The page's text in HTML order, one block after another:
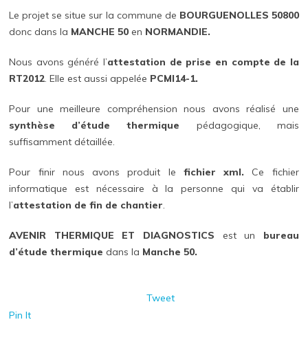
Le projet se situe sur la commune de BOURGUENOLLES 50800
donc dans la MANCHE 50en NORMANDIE.
Nous avons généré l’attestation de prise en compte de la
RT2012 . Elle est aussi appelée PCMI14-1.
Pour une meilleure compréhension nous avons réalisé une
synthèse d’étude thermique pédagogique, mais
suffisamment détaillée.
Pour finir nous avons produit le fichier xml. Ce fichier
informatique est nécessaire à la personne qui va établir
l’attestation de fin de chantier
AVENIR THERMIQUE ET DIAGNOSTICS est un bureau
d’étude thermique dans la Manche 50.
Tweet
Pin It